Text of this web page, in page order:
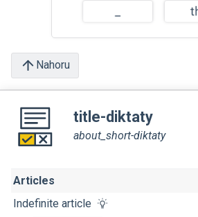
Nahoru
title-diktaty
about_short-diktaty
Articles
Indefinite article